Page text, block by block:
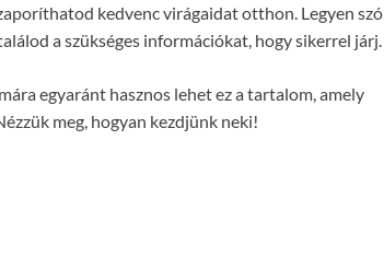
kedvenc virágaidat otthon. Legyen szó
a szükséges információkat, hogy sikerrel járj.
egyaránt hasznos lehet ez a tartalom, amely
meg, hogyan kezdjünk neki!